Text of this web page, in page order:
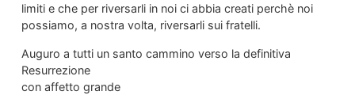
limiti e che per riversarli in noi ci abbia creati perchè noi
possiamo, a nostra volta, riversarli sui fratelli.
Auguro a tutti un santo cammino verso la definitiva
Resurrezione
con affetto grande